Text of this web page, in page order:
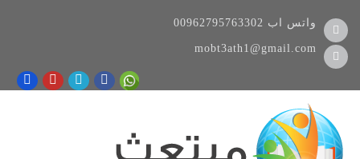
00962795763302 واتس اب
mobt3ath1@gmail.com